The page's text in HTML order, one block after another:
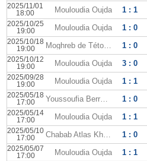
2025/11/01
18:00
Mouloudia Oujda 1 : 1
2025/10/25
19:00
Mouloudia Oujda 1 : 0
2025/10/18
19:00
Moghreb de Tétouan 1 : 0
2025/10/12
19:00
Mouloudia Oujda 3 : 0
2025/09/28
19:00
Mouloudia Oujda 1 : 1
2025/05/18
17:00
Youssoufia Berrechid 1 : 0
2025/05/14
17:00
Mouloudia Oujda 1 : 1
2025/05/10
17:00
Chabab Atlas Khénifra 1 : 0
2025/05/07
17:00
Mouloudia Oujda 1 : 1